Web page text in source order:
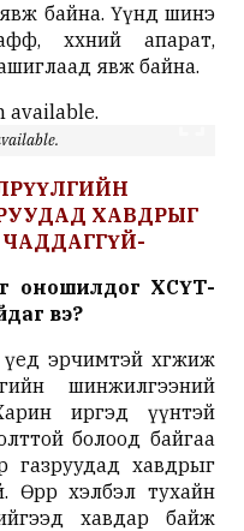
байна. Үүнд шинэ
хөхний апарат,
явж байна.
ХАВДРЫГ
оношилдог ХСҮТ-
вэ?
эрчимтэй хөгжиж
шинжилгээний
иргэд үүнтэй
болоод байгаа
газруудад хавдрыг
хэлбэл тухайн
хавдар байж